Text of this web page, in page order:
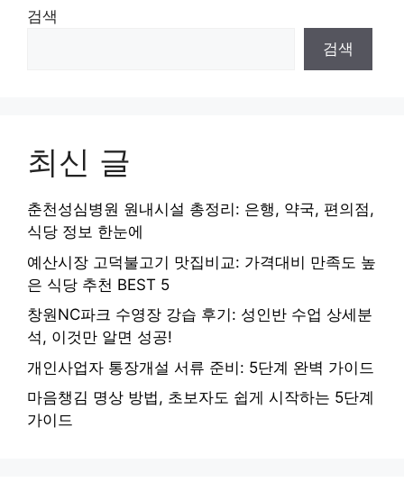
검색
검색
최신 글
춘천성심병원 원내시설 총정리: 은행, 약국, 편의점,
식당 정보 한눈에
예산시장 고덕불고기 맛집비교: 가격대비 만족도 높
은 식당 추천 BEST 5
창원NC파크 수영장 강습 후기: 성인반 수업 상세분
석, 이것만 알면 성공!
개인사업자 통장개설 서류 준비: 5단계 완벽 가이드
마음챙김 명상 방법, 초보자도 쉽게 시작하는 5단계
가이드